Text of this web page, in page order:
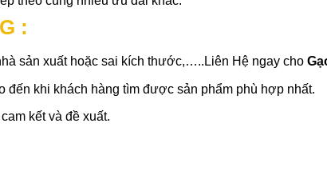
:
sản xuất hoặc sai kích thước,…..Liên Hệ ngay cho
đến khi khách hàng tìm được sản phẩm phù hợp nhất.
kết và đề xuất.